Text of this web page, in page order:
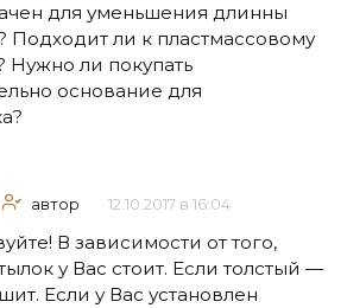
для уменьшения длинны
Подходит ли к пластмассовому
Нужно ли покупать
основание для
автор 12.10.2017 в 16:04
В зависимости от того,
у Вас стоит. Если толстый —
Если у Вас установлен